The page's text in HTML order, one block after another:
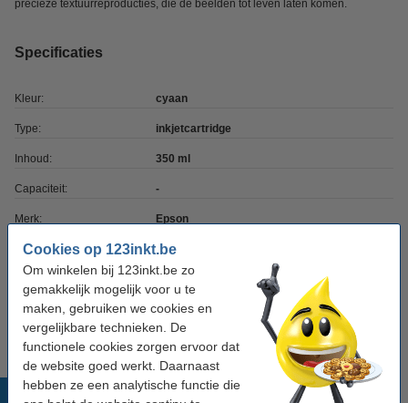
Cookies op 123inkt.be
Om winkelen bij 123inkt.be zo
gemakkelijk mogelijk voor u te
maken, gebruiken we cookies en
vergelijkbare technieken. De
functionele cookies zorgen ervoor dat
de website goed werkt. Daarnaast
hebben ze een analytische functie die
precieze textuurreproducties, die de beelden tot leven laten komen.
Specificaties
Kleur: cyaan
Type: inkjetcartridge
Inhoud: 350 ml
Capaciteit: -
Merk: Epson
EAN-code: 8715946668758
Nummer: C13T44Q240
Populaire producten